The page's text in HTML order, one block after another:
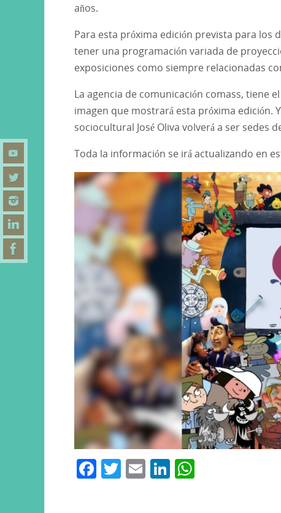
años.
Para esta próxima edición prevista para los
tener una programación variada de
exposiciones como siempre relacionadas
La agencia de comunicación comass, tiene
imagen que mostrará esta próxima edición.
sociocultural José Oliva volverá a ser sedes
Toda la información se irá actualizando en
F T E Li